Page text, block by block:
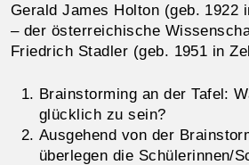
Gerald James Holton (geb. 1922
– der österreichische
Friedrich Stadler (geb. 1951 in
Brainstorming an der Tafel:
glücklich zu sein?
Ausgehend von der
überlegen die Schülerinnen/